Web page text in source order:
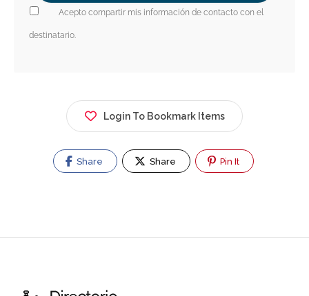
Acepto compartir mis información de contacto con el
destinatario.
Login To Bookmark Items
Share Share Pin It